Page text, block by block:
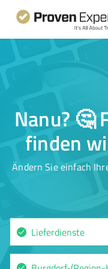
Nanu? 🤔
finden
Ändern Sie einfach